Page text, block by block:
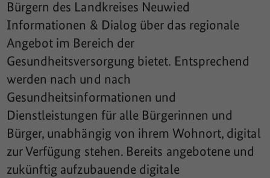
Bürgern des Landkreises Neuwied
Informationen & Dialog über das regionale
Angebot im Bereich der
Gesundheitsversorgung bietet. Entsprechend
werden nach und nach
Gesundheitsinformationen und
Dienstleistungen für alle Bürgerinnen und
Bürger, unabhängig von ihrem Wohnort, digital
zur Verfügung stehen. Bereits angebotene und
zukünftig aufzubauende digitale